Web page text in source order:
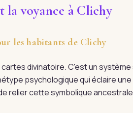
la voyance à Clichy
les habitants de Clichy
divinatoire. C'est un
psychologique qui éclaire
relier cette symbolique